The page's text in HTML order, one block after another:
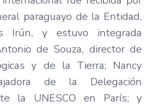
paraguayo de la Entidad,
Irún, y estuvo integrada
de Souza, director de
y de la Tierra; Nancy
de la Delegación
la UNESCO en París; y